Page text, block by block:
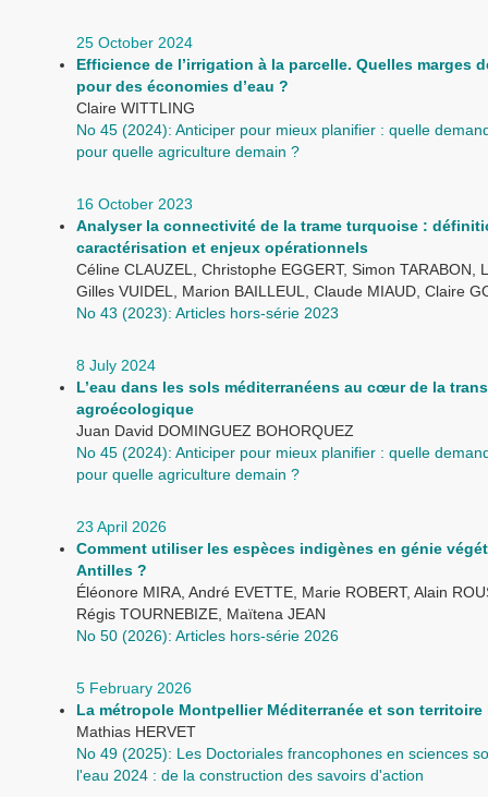
25 October 2024
Efficience de l’irrigation à la parcelle. Quelles marges
pour des économies d’eau ?
Claire WITTLING
No 45 (2024): Anticiper pour mieux planifier : quelle
pour quelle agriculture demain ?
16 October 2023
Analyser la connectivité de la trame turquoise :
caractérisation et enjeux opérationnels
Céline CLAUZEL, Christophe EGGERT, Simon TARABON,
Gilles VUIDEL, Marion BAILLEUL, Claude MIAUD, Claire
No 43 (2023): Articles hors-série 2023
8 July 2024
L’eau dans les sols méditerranéens au cœur de la
agroécologique
Juan David DOMINGUEZ BOHORQUEZ
No 45 (2024): Anticiper pour mieux planifier : quelle
pour quelle agriculture demain ?
23 April 2026
Comment utiliser les espèces indigènes en génie
Antilles ?
Éléonore MIRA, André EVETTE, Marie ROBERT, Alain
Régis TOURNEBIZE, Maïtena JEAN
No 50 (2026): Articles hors-série 2026
5 February 2026
La métropole Montpellier Méditerranée et son
Mathias HERVET
No 49 (2025): Les Doctoriales francophones en sciences
l'eau 2024 : de la construction des savoirs d'action